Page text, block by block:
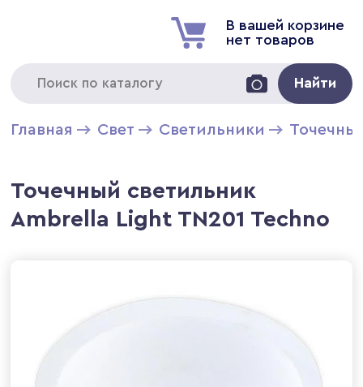
В вашей корзине
нет товаров
Найти
Главная Свет Светильники
Точечный светильник
Ambrella Light TN201 Techno